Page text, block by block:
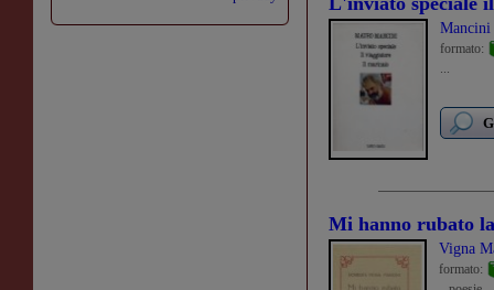
Mancini
formato:
...
Mi hanno rubato
Vigna
formato: